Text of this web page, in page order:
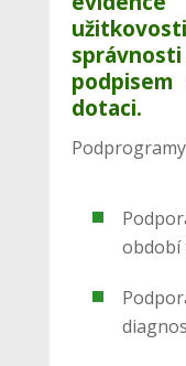
dotaci.
období